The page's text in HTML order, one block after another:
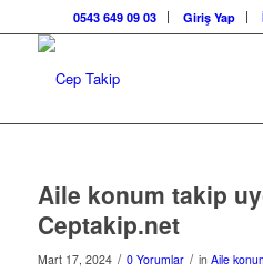
0543 649 09 03 Giriş Yap
Aile konum takip
Ceptakip.net
Mart 17, 2024 / 0 Yorumlar / in Aile